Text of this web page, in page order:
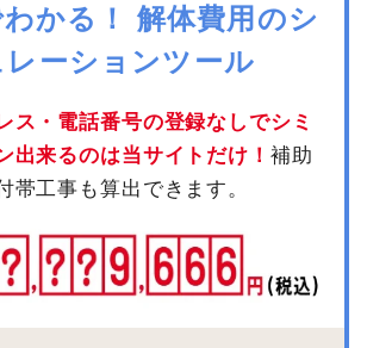
かる！ 解体費用のシ
レーションツール
ス・電話番号の登録なしでシミ
出来るのは当サイトだけ！ 補助
帯工事も算出できます。